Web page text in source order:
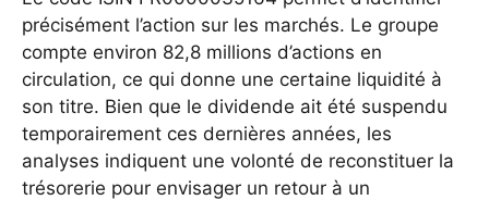
précisément l’action sur les marchés. Le groupe
compte environ 82,8 millions d’actions en
circulation, ce qui donne une certaine liquidité à
son titre. Bien que le dividende ait été suspendu
temporairement ces dernières années, les
analyses indiquent une volonté de reconstituer la
trésorerie pour envisager un retour à un